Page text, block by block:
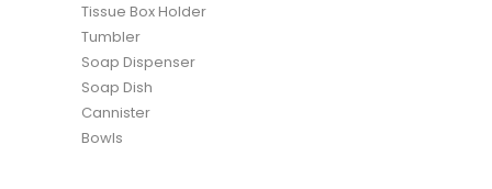
Tissue Box Holder
Tumbler
Soap Dispenser
Soap Dish
Cannister
Bowls